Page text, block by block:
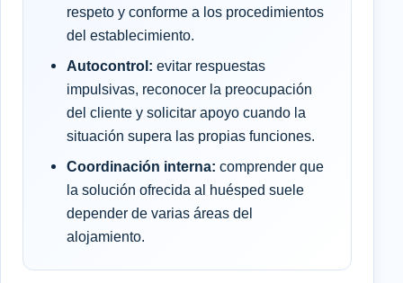
respeto y conforme a los procedimientos
del establecimiento.
Autocontrol: evitar respuestas
impulsivas, reconocer la preocupación
del cliente y solicitar apoyo cuando la
situación supera las propias funciones.
Coordinación interna: comprender que
la solución ofrecida al huésped suele
depender de varias áreas del
alojamiento.